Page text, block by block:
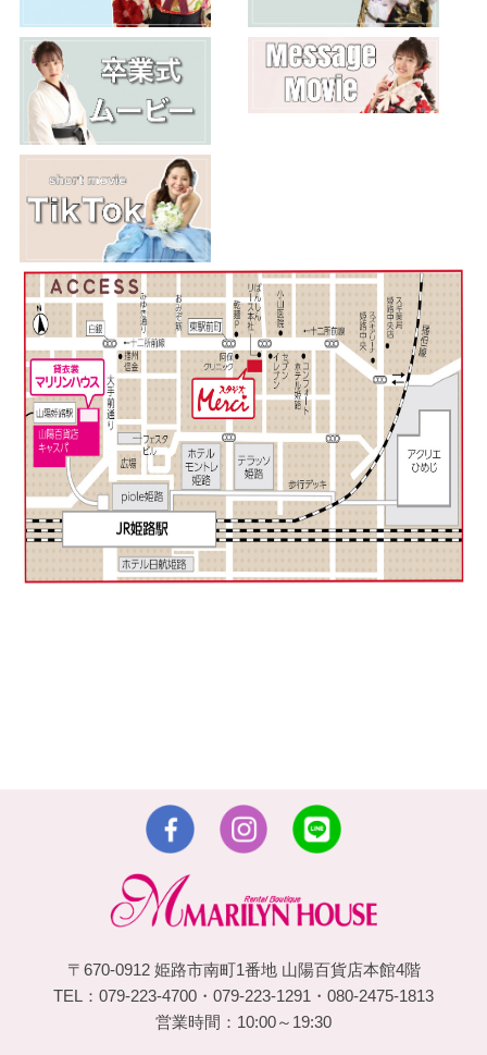
〒670-0912 姫路市南町1番地 山陽百貨店本館4階
TEL：079-223-4700・079-223-1291・080-2475-1813
営業時間：10:00～19:30